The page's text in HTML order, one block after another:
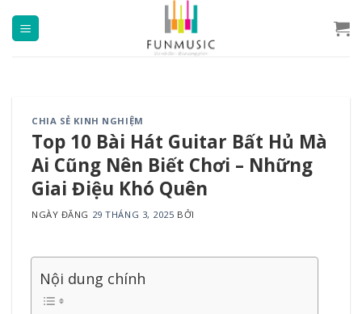
đến
CHIA SẺ KINH NGHIỆM
Top 10 Bài Hát Guitar Bất Hủ Mà
Ai Cũng Nên Biết Chơi – Những
Giai Điệu Khó Quên
NGÀY ĐĂNG 29 THÁNG 3, 2025 BỞI
Nội dung chính